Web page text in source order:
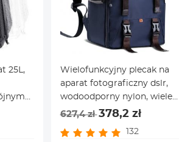
25L,
16
Wielofunkcyjny plecak na
aparat fotograficzny dslr,
wodoodporny nylon, wiele
przegródek, 29x18x43cm 20L
627,4 zł378,2 zł
132